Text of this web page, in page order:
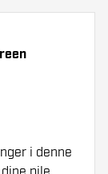
i denne